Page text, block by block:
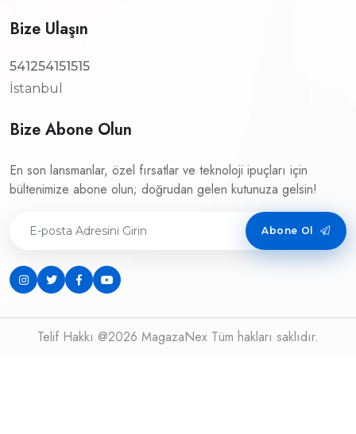
Bize Ulaşın
541254151515
İstanbul
Bize Abone Olun
En son lansmanlar, özel fırsatlar ve teknoloji ipuçları için
bültenimize abone olun; doğrudan gelen kutunuza gelsin!
Abone Ol
Telif Hakkı @2026 MagazaNex Tüm hakları saklıdır.